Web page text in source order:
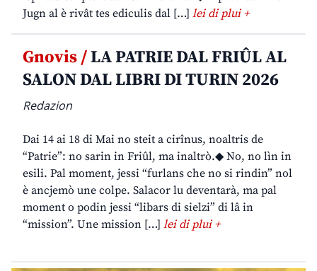
Jugn al è rivât tes ediculis dal […] lei di plui +
Gnovis /LA PATRIE DAL FRIÛL AL
SALON DAL LIBRI DI TURIN 2026
Redazion
Dai 14 ai 18 di Mai no steit a cirînus, noaltris de
“Patrie”: no sarin in Friûl, ma inaltrò.◆ No, no lìn in
esili. Pal moment, jessi “furlans che no si rindin” nol
è ancjemò une colpe. Salacor lu deventarà, ma pal
moment o podin jessi “libars di sielzi” di lâ in
“mission”. Une mission […] lei di plui +